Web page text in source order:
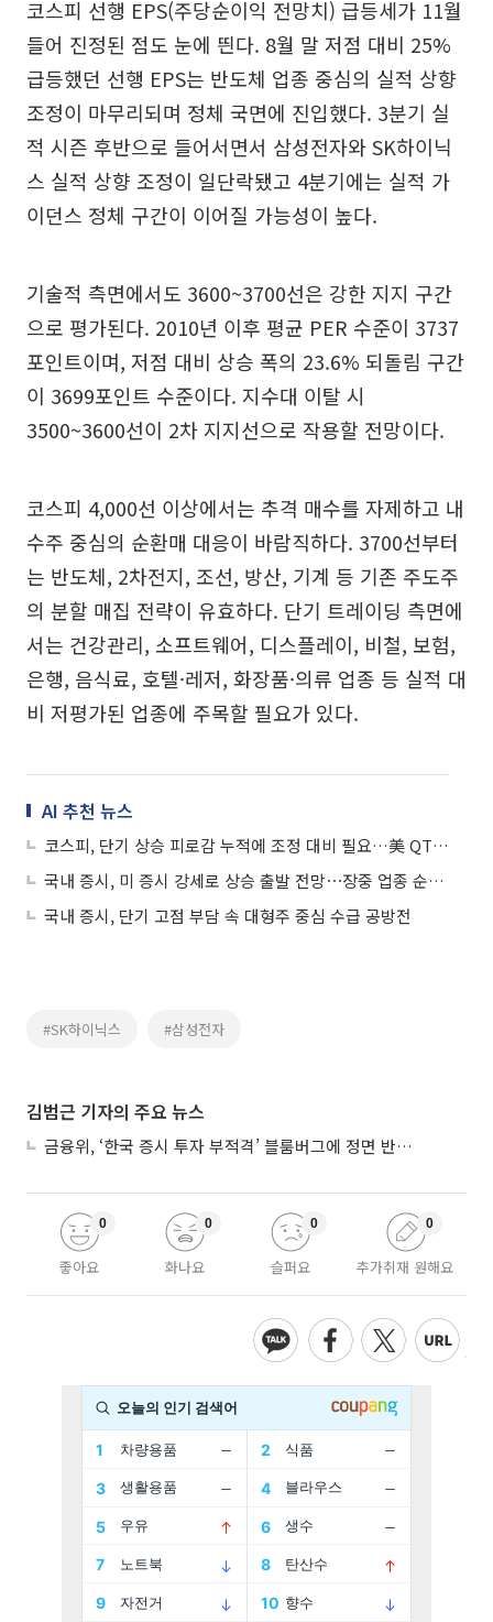
코스피 선행 EPS(주당순이익 전망치) 급등세가 11월
들어 진정된 점도 눈에 띈다. 8월 말 저점 대비 25%
급등했던 선행 EPS는 반도체 업종 중심의 실적 상향
조정이 마무리되며 정체 국면에 진입했다. 3분기 실
적 시즌 후반으로 들어서면서 삼성전자와 SK하이닉
스 실적 상향 조정이 일단락됐고 4분기에는 실적 가
이던스 정체 구간이 이어질 가능성이 높다.
기술적 측면에서도 3600~3700선은 강한 지지 구간
으로 평가된다. 2010년 이후 평균 PER 수준이 3737
포인트이며, 저점 대비 상승 폭의 23.6% 되돌림 구간
이 3699포인트 수준이다. 지수대 이탈 시
3500~3600선이 2차 지지선으로 작용할 전망이다.
코스피 4,000선 이상에서는 추격 매수를 자제하고 내
수주 중심의 순환매 대응이 바람직하다. 3700선부터
는 반도체, 2차전지, 조선, 방산, 기계 등 기존 주도주
의 분할 매집 전략이 유효하다. 단기 트레이딩 측면에
서는 건강관리, 소프트웨어, 디스플레이, 비철, 보험,
은행, 음식료, 호텔·레저, 화장품·의류 업종 등 실적 대
비 저평가된 업종에 주목할 필요가 있다.
AI 추천 뉴스
코스피, 단기 상승 피로감 누적에 조정 대비 필요…美 QT 중단 시사에도 투자심리 위축
국내 증시, 미 증시 강세로 상승 출발 전망⋯장중 업종 순환매 장세
국내 증시, 단기 고점 부담 속 대형주 중심 수급 공방전
#SK하이닉스 #삼성전자
김범근 기자의 주요 뉴스
금융위, ‘한국 증시 투자 부적격’ 블룸버그에 정면 반박…“근거 불분명”
좋아요
0
화나요
0
슬퍼요
0
추가취재 원해요
0